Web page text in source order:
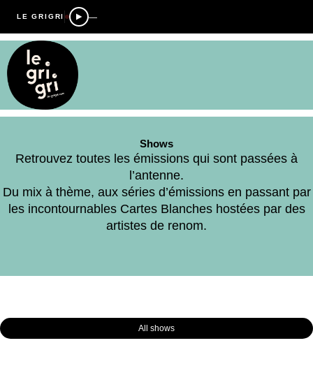
LE GRIGRI —
Shows
Retrouvez toutes les émissions qui sont passées à
l’antenne.
Du mix à thème, aux séries d’émissions en passant par
les incontournables Cartes Blanches hostées par des
artistes de renom.
All shows